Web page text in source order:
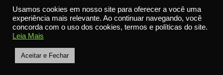
Av. Professor Justino Alberto Tietbohl, 498 – Centro –
Três Forquilhas – RS — CEP 95575-000
Usamos cookies em nosso site para oferecer a você uma
experiência mais relevante. Ao continuar navegando, você
concorda com o uso dos cookies, termos e políticas do site.
Leia Mais
Aceitar e Fechar